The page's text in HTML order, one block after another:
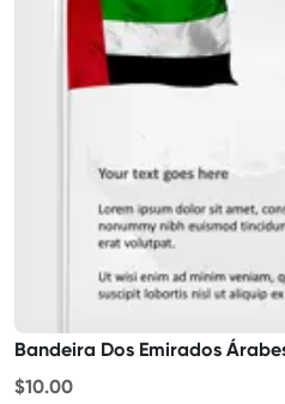
Bandeira Dos Emirados
$10.00